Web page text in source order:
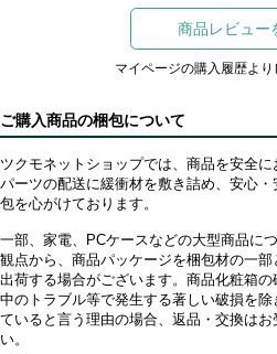
商品レビュー
マイページの購入履歴よ
ご購入商品の梱包について
ツクモネットショップでは、商品を安全
パーツの配送に緩衝材を敷き詰め、安心
包を心がけております。
一部、家電、PCケースなどの大型商品に
観点から、商品パッケージを梱包材の一
出荷する場合がございます。商品化粧箱
中のトラブル等で発生する著しい破損を
ていると言う理由の場合、返品・交換は
い。